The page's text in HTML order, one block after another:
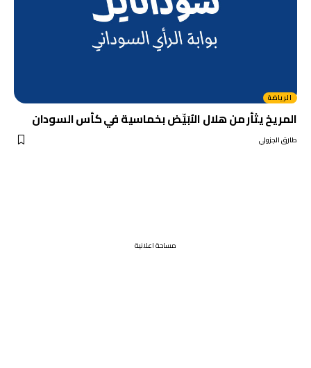
الرياضة
المريخ يثأر من هلال الاُبَيِّض بخماسية في كأس السودان
طارق الجزولي
مساحة اعلانية